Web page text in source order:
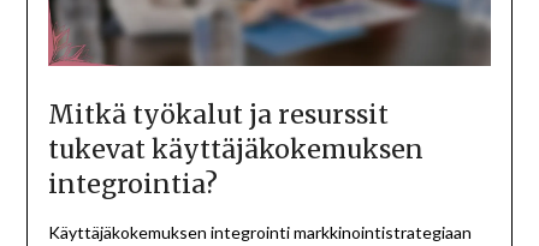
Mitkä työkalut ja resurssit
tukevat käyttäjäkokemuksen
integrointia?
Käyttäjäkokemuksen integrointi markkinointistrategiaan